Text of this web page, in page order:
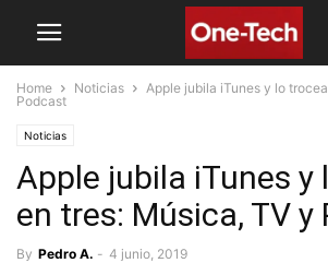
Home Noticias
Apple jubila iTunes y lo
Podcast
Noticias
Apple jubila iTunes y
en tres: Música, TV y
By Pedro A. - 4 junio, 2019